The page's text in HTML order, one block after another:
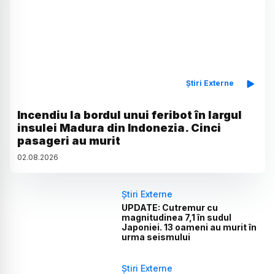
Știri Externe
Incendiu la bordul unui feribot în largul
insulei Madura din Indonezia. Cinci
pasageri au murit
02.08.2026
Știri Externe
UPDATE: Cutremur cu
magnitudinea 7,1 în sudul
Japoniei. 13 oameni au murit în
urma seismului
Știri Externe